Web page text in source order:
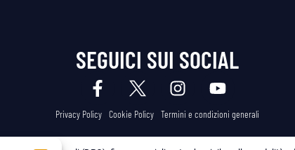
SEGUICI SUI SOCIAL
Privacy Policy Cookie Policy Termini e condizioni generali